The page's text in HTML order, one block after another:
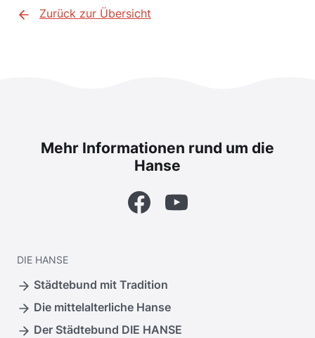
Zurück zur Übersicht
Mehr Informationen rund um die
Hanse
FacebookYouTube
DIE HANSE
Städtebund mit Tradition
Die mittelalterliche Hanse
Der Städtebund DIE HANSE